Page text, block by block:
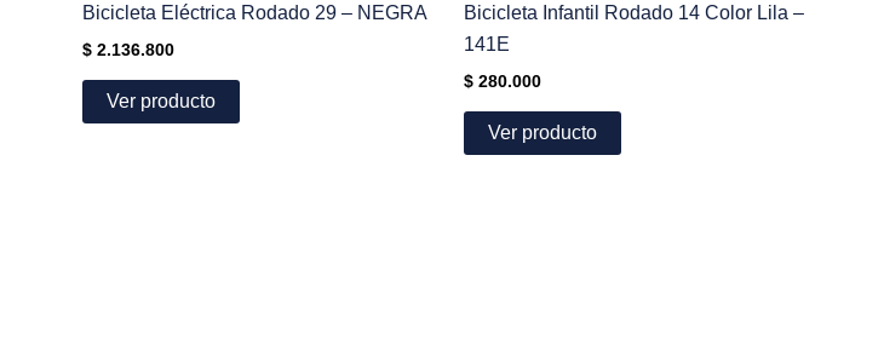
Bicicleta Eléctrica Rodado 29 – NEGRA
$ 2.136.800
Ver producto
Bicicleta Infantil Rodado 14 Color Lila –
141E
$ 280.000
Ver producto